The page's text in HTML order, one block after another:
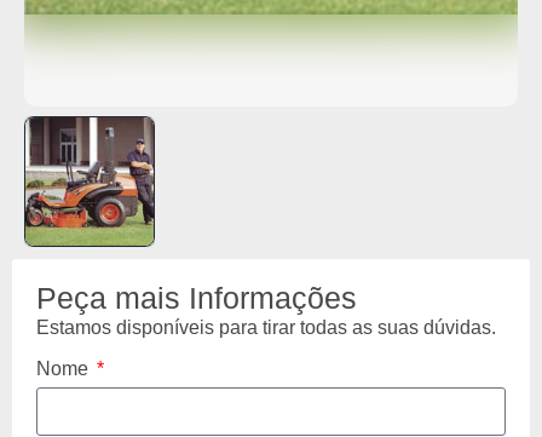
Peça mais Informações
Estamos disponíveis para tirar todas as suas dúvidas.
Nome